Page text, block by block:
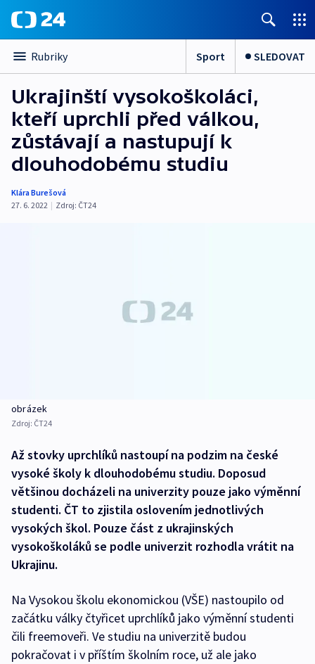
Rubriky Sport SLEDOVAT
Ukrajinští vysokoškoláci,
kteří uprchli před válkou,
zůstávají a nastupují k
dlouhodobému studiu
Klára Burešová
27. 6. 2022 | Zdroj: ČT24
obrázek
Zdroj: ČT24
Až stovky uprchlíků nastoupí na podzim na české
vysoké školy k dlouhodobému studiu. Doposud
většinou docházeli na univerzity pouze jako výměnní
studenti. ČT to zjistila oslovením jednotlivých
vysokých škol. Pouze část z ukrajinských
vysokoškoláků se podle univerzit rozhodla vrátit na
Ukrajinu.
Na Vysokou školu ekonomickou (VŠE) nastoupilo od
začátku války čtyřicet uprchlíků jako výměnní studenti
čili freemoveři. Ve studiu na univerzitě budou
pokračovat i v příštím školním roce, už ale jako